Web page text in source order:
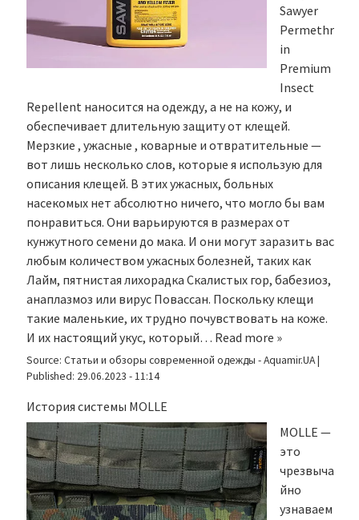
Sawyer
Permethr
in
Premium
Insect
Repellent наносится на одежду, а не на кожу, и
обеспечивает длительную защиту от клещей.
Мерзкие , ужасные , коварные и отвратительные —
вот лишь несколько слов, которые я использую для
описания клещей. В этих ужасных, больных
насекомых нет абсолютно ничего, что могло бы вам
понравиться. Они варьируются в размерах от
кунжутного семени до мака. И они могут заразить вас
любым количеством ужасных болезней, таких как
Лайм, пятнистая лихорадка Скалистых гор, бабезиоз,
анаплазмоз или вирус Повассан. Поскольку клещи
такие маленькие, их трудно почувствовать на коже.
И их настоящий укус, который… Read more »
Source: Статьи и обзоры современной одежды - Aquamir.UA|
Published: 29.06.2023 - 11:14
История системы MOLLE
MOLLE —
это
чрезвыча
йно
узнаваем